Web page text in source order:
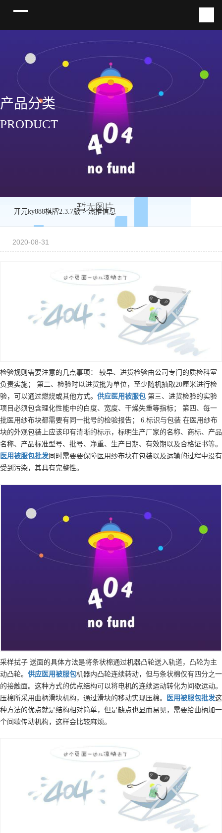
产品分类
PRODUCT
开元ky888棋牌2.3.7版>热推信息
2020-08-31
检验规则需要注意的几点事项： 较早、进货检验由公司专门的质检科室
负责实施； 第二、检验时以进货批为单位，至少随机抽取20厘米进行检
验，可以通过燃烧或其他方式。 供应 医用被服包 第三、进货检验的实验
项目必须包含理化性能中的白度、宽度、干燥失重等指标； 第四、每一
批医用纱布块都需要有同一批号的检验报告； 6.标识与包装 在医用纱布
块的外观包装上应该印有清晰的标示，标明生产厂家的名称、商标、产品
名称、产品标准型号、批号、净重、生产日期、有效期以及合格证书等。
医用被服包批发 同时需要要保障医用纱布块在包装以及运输的过程中没有
受到污染，其具有完整性。
采样拭子 送面的具体方法是将条状棉通过机器凸轮送入轨道，凸轮为主
动凸轮。 供应 医用被服包机器内凸轮连续转动，但与条状棉仅有四分之一
的接触面。这种方式的优点结构可以将电机的连续运动转化为间歇运动。
压棉所采用曲柄滑块机构，通过滑块的移动实现压棉。
医用被服包批发这
种方法的优点就是结构相对简单，但是缺点也显而易见，需要给曲柄加一
个间歇传动机构，这样会比较麻烦。